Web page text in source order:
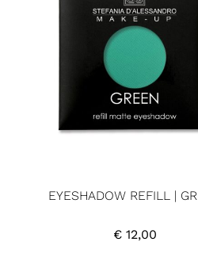
EYESHADOW REFILL |
€ 12,00